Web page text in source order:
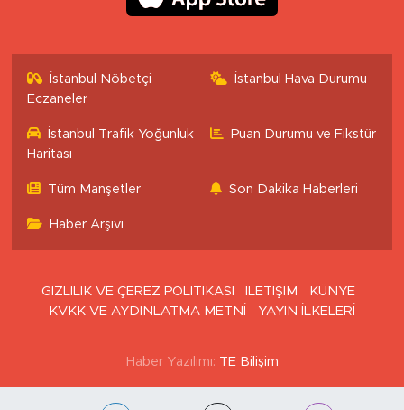
İstanbul Nöbetçi
Eczaneler
İstanbul Hava Durumu
İstanbul Trafik Yoğunluk
Haritası
Puan Durumu ve Fikstür
Tüm Manşetler Son Dakika Haberleri
Haber Arşivi
GİZLİLİK VE ÇEREZ POLİTİKASI İLETİŞİM
KÜNYE
KVKK VE AYDINLATMA METNİ
YAYIN İLKELERİ
Haber Yazılımı: TE Bilişim